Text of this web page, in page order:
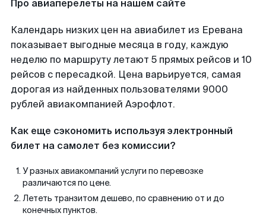
Про авиаперелеты на нашем сайте
Календарь низких цен на авиабилет из Еревана
показывает выгодные месяца в году, каждую
неделю по маршруту летают 5 прямых рейсов и 10
рейсов с пересадкой. Цена варьируется, самая
дорогая из найденных пользователями 9000
рублей авиакомпанией Аэрофлот.
Как еще сэкономить используя электронный
билет на самолет без комиссии?
У разных авиакомпаний услуги по перевозке
различаются по цене.
Лететь транзитом дешево, по сравнению от и до
конечных пунктов.